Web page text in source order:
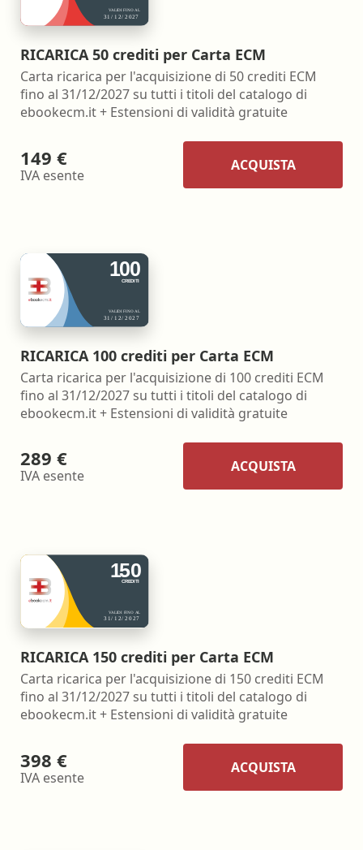
RICARICA 50 crediti per Carta ECM
Carta ricarica per l'acquisizione di 50 crediti ECM
fino al 31/12/2027 su tutti i titoli del catalogo di
ebookecm.it + Estensioni di validità gratuite
149 €
IVA esente
ACQUISTA
RICARICA 100 crediti per Carta ECM
Carta ricarica per l'acquisizione di 100 crediti ECM
fino al 31/12/2027 su tutti i titoli del catalogo di
ebookecm.it + Estensioni di validità gratuite
289 €
IVA esente
ACQUISTA
RICARICA 150 crediti per Carta ECM
Carta ricarica per l'acquisizione di 150 crediti ECM
fino al 31/12/2027 su tutti i titoli del catalogo di
ebookecm.it + Estensioni di validità gratuite
398 €
IVA esente
ACQUISTA